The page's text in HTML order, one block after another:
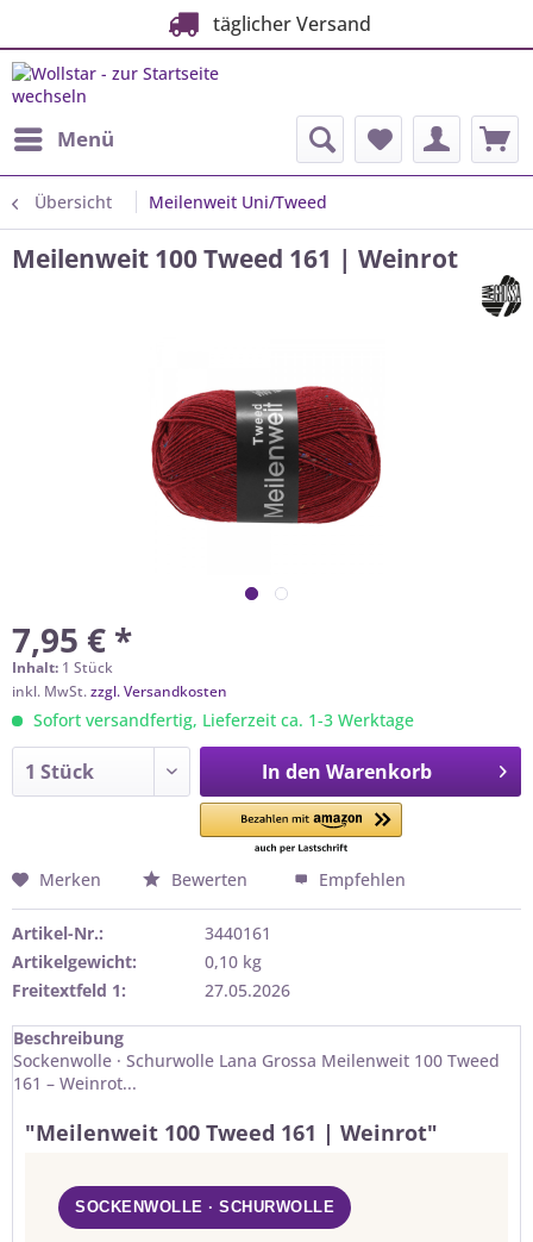
täglicher Versand
Menü
Übersicht Meilenweit Uni/Tweed
Meilenweit 100 Tweed 161 | Weinrot
7,95 € *
Inhalt: 1 Stück
inkl. MwSt.zzgl. Versandkosten
Sofort versandfertig, Lieferzeit ca. 1-3 Werktage
In den Warenkorb
Merken Bewerten Empfehlen
Artikel-Nr.:
3440161
Artikelgewicht:
0,10 kg
Freitextfeld 1:
27.05.2026
Beschreibung
Sockenwolle · Schurwolle Lana Grossa Meilenweit 100 Tweed
161 – Weinrot...
"Meilenweit 100 Tweed 161 | Weinrot"
SOCKENWOLLE · SCHURWOLLE